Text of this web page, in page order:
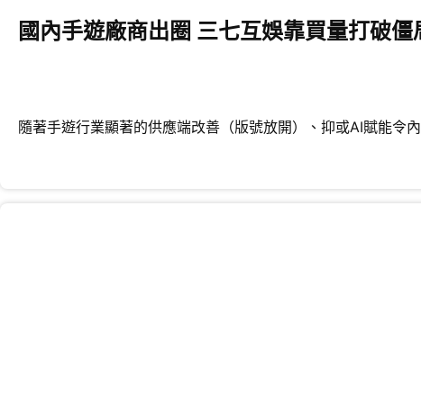
國內手遊廠商出圈 三七互娛靠買量打破僵
隨著手遊行業顯著的供應端改善（版號放開）、抑或AI賦能